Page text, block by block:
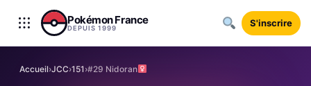
Aller au contenu
Pokémon France
DEPUIS 1999 S'inscrire
Accueil›JCC›151›#29 Nidoran